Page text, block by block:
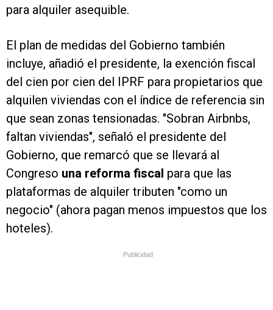
para alquiler asequible.
El plan de medidas del Gobierno también
incluye, añadió el presidente, la exención fiscal
del cien por cien del IPRF para propietarios que
alquilen viviendas con el índice de referencia sin
que sean zonas tensionadas. "Sobran Airbnbs,
faltan viviendas", señaló el presidente del
Gobierno, que remarcó que se llevará al
Congreso una reforma fiscal para que las
plataformas de alquiler tributen "como un
negocio" (ahora pagan menos impuestos que los
hoteles).
Publicidad